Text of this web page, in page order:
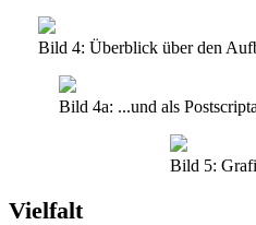
Bild 4: Überblick über den
Bild 4a: ...und als
Bild 5:
Vielfalt